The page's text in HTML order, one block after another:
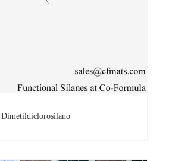
Dimetildiclorosilano